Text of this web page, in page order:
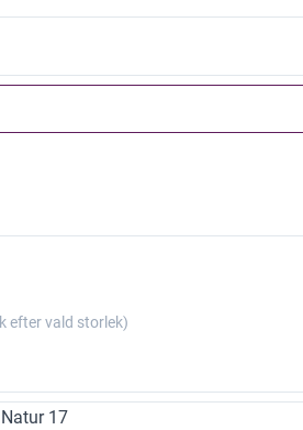
efter vald storlek)
17